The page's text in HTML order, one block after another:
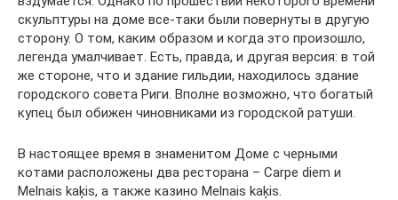
скульптуры на доме все-таки были повернуты в другую
сторону. О том, каким образом и когда это произошло,
легенда умалчивает. Есть, правда, и другая версия: в той
же стороне, что и здание гильдии, находилось здание
городского совета Риги. Вполне возможно, что богатый
купец был обижен чиновниками из городской ратуши.
В настоящее время в знаменитом Доме с черными
котами расположены два ресторана – Carpe diem и
Melnais kaķis, а также казино Melnais kaķis.